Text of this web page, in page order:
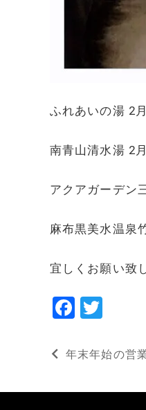
ふれあいの湯 2
南青山清水湯 2
アクアガーデン
麻布黒美水温泉
宜しくお願い致
F
c
b
it
r
投年末年始の営